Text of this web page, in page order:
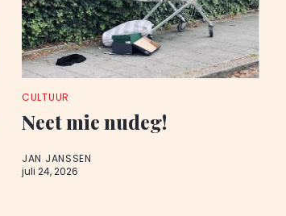
CULTUUR
Neet mie nudeg!
JAN JANSSEN
juli 24, 2026